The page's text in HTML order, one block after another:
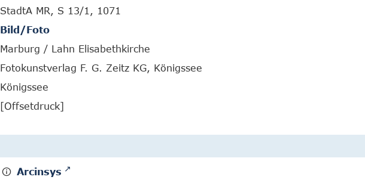
StadtA MR, S 13/1, 1071
Bild/Foto
Marburg / Lahn Elisabethkirche
Fotokunstverlag F. G. Zeitz KG, Königssee
Königssee
[Offsetdruck]
Arcinsys